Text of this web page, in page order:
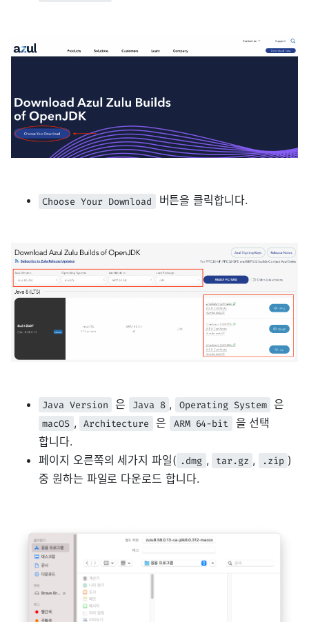
Choose Your Download 버튼을 클릭합니다.
Java Version 은 Java 8 , Operating System 은
macOS , Architecture 은 ARM 64-bit
을 선택
합니다.
페이지 오른쪽의 세가지 파일( .dmg , tar.gz , .zip )
중 원하는 파일로 다운로드 합니다.